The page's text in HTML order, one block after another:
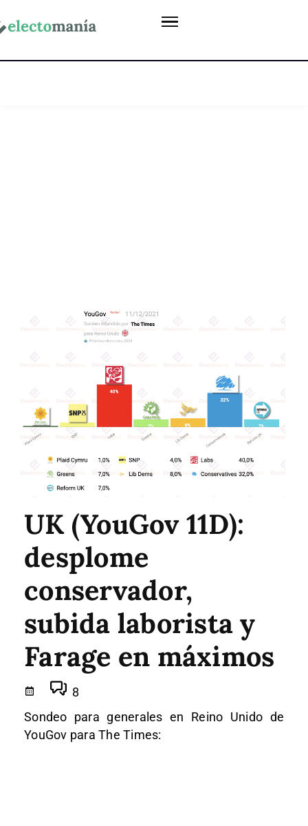
UK (YouGov 11D):
desplome
conservador,
subida laborista y
Farage en máximos
8
Sondeo para generales en Reino Unido de
YouGov para The Times: